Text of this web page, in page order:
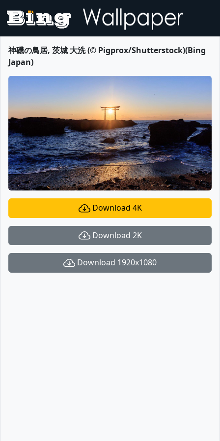
神磯の鳥居, 茨城 大洗 (© Pigprox/Shutterstock)(Bing
Japan)
Download 4K
Download 2K
Download 1920x1080